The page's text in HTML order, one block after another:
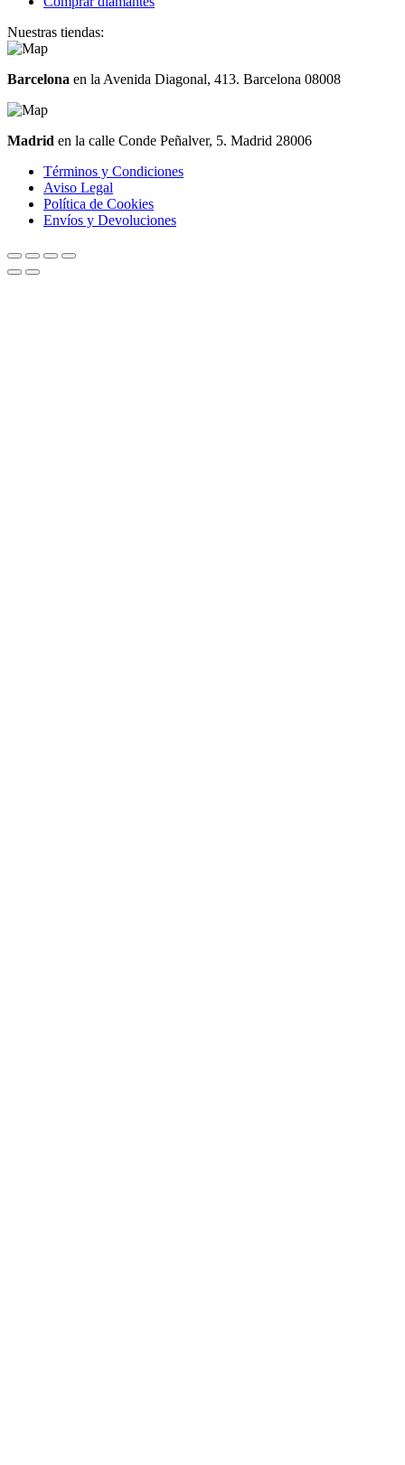
Nuestras tiendas:
Barcelona en la Avenida Diagonal, 413. Barcelona 08008
Madrid en la calle Conde Peñalver, 5. Madrid 28006
Términos y Condiciones
Aviso Legal
Política de Cookies
Envíos y Devoluciones